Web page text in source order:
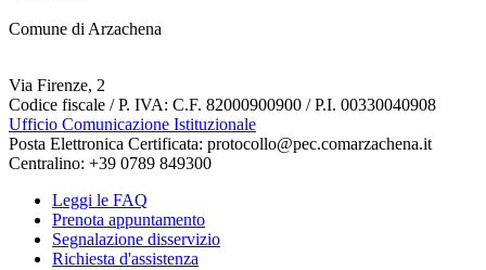
Comune di Arzachena
Via Firenze, 2
Codice fiscale / P. IVA: C.F. 82000900900 / P.I. 00330040908
Ufficio Comunicazione Istituzionale
Posta Elettronica Certificata: protocollo@pec.comarzachena.it
Centralino: +39 0789 849300
Leggi le FAQ
Prenota appuntamento
Segnalazione disservizio
Richiesta d'assistenza